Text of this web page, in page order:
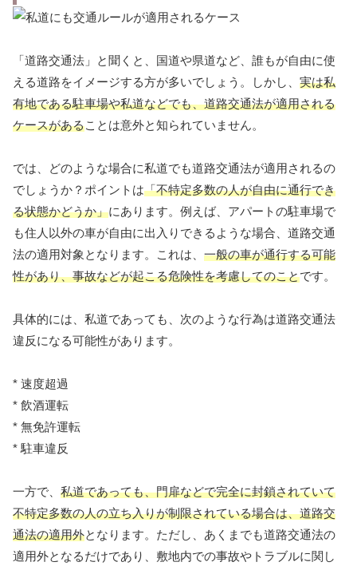
「道路交通法」と聞くと、国道や県道など、誰もが自由に使
える道路をイメージする方が多いでしょう。しかし、 実は私
有地である駐車場や私道などでも、道路交通法が適用される
ケースがあることは意外と知られていません。
では、どのような場合に私道でも道路交通法が適用されるの
でしょうか？ポイントは「不特定多数の人が自由に通行でき
る状態かどうか」にあります。例えば、アパートの駐車場で
も住人以外の車が自由に出入りできるような場合、道路交通
法の適用対象となります。これは、 一般の車が通行する可能
性があり、事故などが起こる危険性を考慮してのことです。
具体的には、私道であっても、次のような行為は道路交通法
違反になる可能性があります。
* 速度超過
* 飲酒運転
* 無免許運転
* 駐車違反
一方で、 私道であっても、門扉などで完全に封鎖されていて
不特定多数の人の立ち入りが制限されている場合は、道路交
通法の適用外となります。ただし、あくまでも道路交通法の
適用外となるだけであり、敷地内での事故やトラブルに関し